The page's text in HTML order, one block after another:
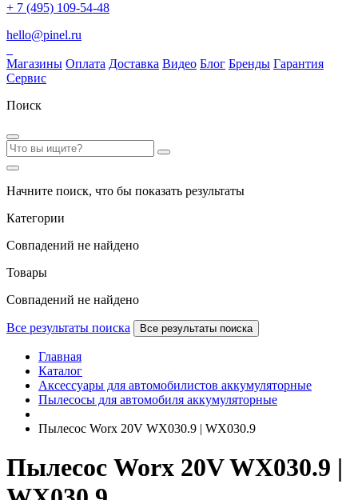
+ 7 (495) 109-54-48
hello@pinel.ru
Магазины Оплата Доставка Видео Блог Бренды Гарантия
Сервис
Поиск
Начните поиск, что бы показать результаты
Категории
Совпадений не найдено
Товары
Совпадений не найдено
Все результаты поиска Все результаты поиска
Главная
Каталог
Аксессуары для автомобилистов аккумуляторные
Пылесосы для автомобиля аккумуляторные
Пылесос Worx 20V WX030.9 | WX030.9
Пылесос Worx 20V WX030.9 |